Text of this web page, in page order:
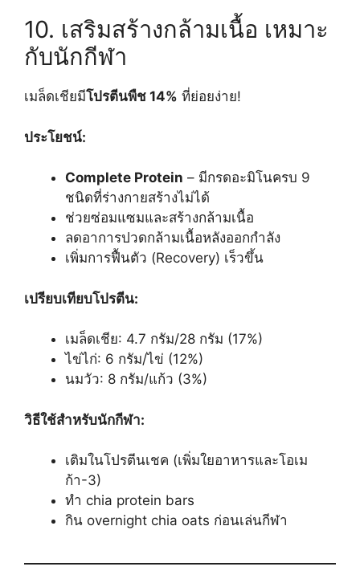
10. เสริมสร้างกล้ามเนื้อ เหมาะ
กับนักกีฬา
เมล็ดเชียมีโปรตีนพืช 14% ที่ย่อยง่าย!
ประโยชน์:
Complete Protein – มีกรดอะมิโนครบ 9
ชนิดที่ร่างกายสร้างไม่ได้
ช่วยซ่อมแซมและสร้างกล้ามเนื้อ
ลดอาการปวดกล้ามเนื้อหลังออกกำลัง
เพิ่มการฟื้นตัว (Recovery) เร็วขึ้น
เปรียบเทียบโปรตีน:
เมล็ดเชีย: 4.7 กรัม/28 กรัม (17%)
ไข่ไก่: 6 กรัม/ไข่ (12%)
นมวัว: 8 กรัม/แก้ว (3%)
วิธีใช้สำหรับนักกีฬา:
เติมในโปรตีนเชค (เพิ่มใยอาหารและโอเม
ก้า-3)
ทำ chia protein bars
กิน overnight chia oats ก่อนเล่นกีฬา